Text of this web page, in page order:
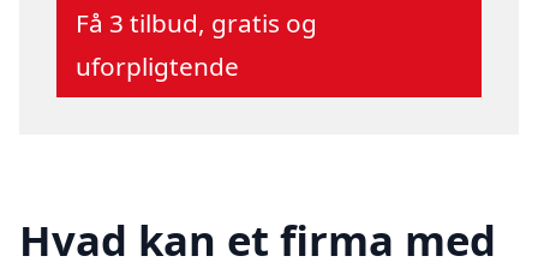
Få 3 tilbud, gratis og
uforpligtende
Hvad kan et firma med